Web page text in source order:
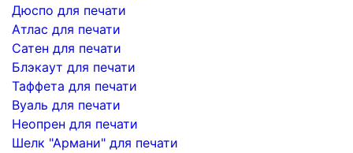
Дюспо для печати
Атлас для печати
Сатен для печати
Блэкаут для печати
Таффета для печати
Вуаль для печати
Неопрен для печати
Шелк "Армани" для печати